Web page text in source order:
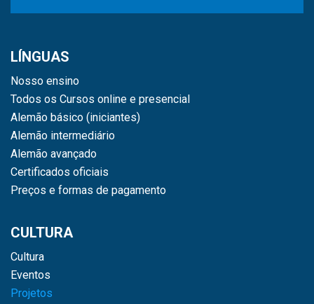
LÍNGUAS
Nosso ensino
Todos os Cursos online e presencial
Alemão básico (iniciantes)
Alemão intermediário
Alemão avançado
Certificados oficiais
Preços e formas de pagamento
CULTURA
Cultura
Eventos
Projetos